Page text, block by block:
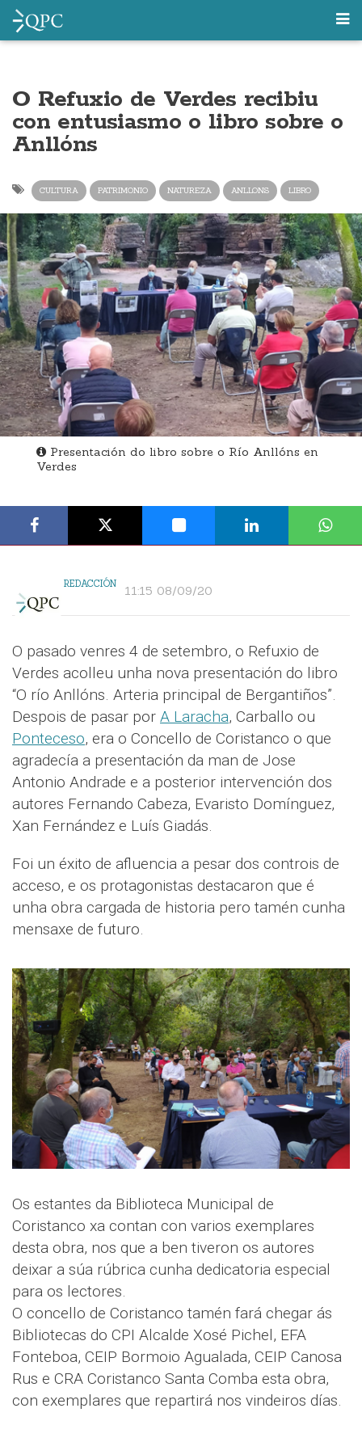
O Refuxio de Verdes recibiu
con entusiasmo o libro sobre o
Anllóns
CULTURA PATRIMONIO NATUREZA ANLLONS LIBRO
Presentación do libro sobre o Río Anllóns en
Verdes
REDACCIÓN 11:15 08/09/20
O pasado venres 4 de setembro, o Refuxio de
Verdes acolleu unha nova presentación do libro
“O río Anllóns. Arteria principal de Bergantiños”.
Despois de pasar por A Laracha, Carballo ou
Ponteceso, era o Concello de Coristanco o que
agradecía a presentación da man de Jose
Antonio Andrade e a posterior intervención dos
autores Fernando Cabeza, Evaristo Domínguez,
Xan Fernández e Luís Giadás.
Foi un éxito de afluencia a pesar dos controis de
acceso, e os protagonistas destacaron que é
unha obra cargada de historia pero tamén cunha
mensaxe de futuro.
Os estantes da Biblioteca Municipal de
Coristanco xa contan con varios exemplares
desta obra, nos que a ben tiveron os autores
deixar a súa rúbrica cunha dedicatoria especial
para os lectores.
O concello de Coristanco tamén fará chegar ás
Bibliotecas do CPI Alcalde Xosé Pichel, EFA
Fonteboa, CEIP Bormoio Agualada, CEIP Canosa
Rus e CRA Coristanco Santa Comba esta obra,
con exemplares que repartirá nos vindeiros días.